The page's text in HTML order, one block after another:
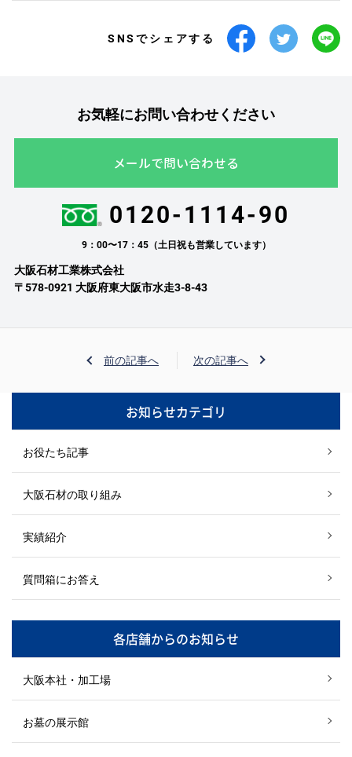
SNSでシェアする
お気軽にお問い合わせください
メールで問い合わせる
0120-1114-90
9：00〜17：45（土日祝も営業しています）
大阪石材工業株式会社
〒578-0921 大阪府東大阪市水走3-8-43
前の記事へ 次の記事へ
お知らせカテゴリ
お役たち記事
大阪石材の取り組み
実績紹介
質問箱にお答え
各店舗からのお知らせ
大阪本社・加工場
お墓の展示館